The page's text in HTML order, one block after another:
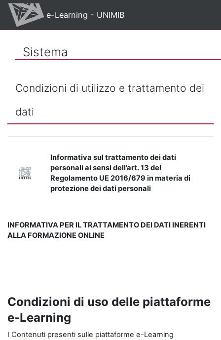
Vai al contenuto principale
e-Learning - UNIMIB
Sistema
Condizioni di utilizzo e trattamento dei
dati
Informativa sul trattamento dei dati
personali ai sensi dell’art. 13 del
Regolamento UE 2016/679 in materia di
protezione dei dati personali
INFORMATIVA PER IL TRATTAMENTO DEI DATI INERENTI
ALLA FORMAZIONE ONLINE
Condizioni di uso delle piattaforme
e-Learning
I Contenuti presenti sulle piattaforme e-Learning